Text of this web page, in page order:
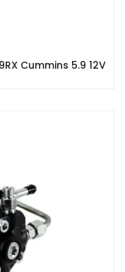
Cummins 5.9 12V